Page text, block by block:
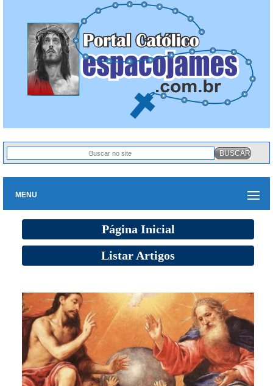
MENU
Página Inicial
Listar Artigos